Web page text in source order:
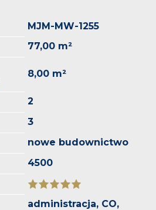
MJM-MW-1255
77,00 m²
8,00 m²
2
3
nowe budownictwo
4500
administracja, CO,